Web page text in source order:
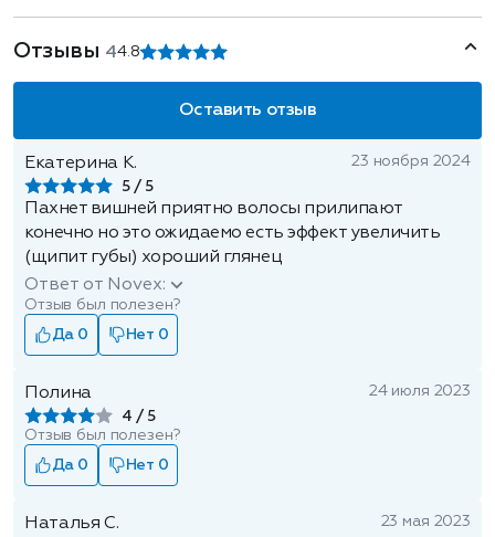
Отзывы 44.8
Оставить отзыв
Екатерина К.
5
23 ноября 2024
Пахнет вишней приятно волосы прилипают
конечно но это ожидаемо есть эффект увеличить
(щипит губы) хороший глянец
Ответ от Novex:
Отзыв был полезен?
Да 0
Нет 0
Полина
4
24 июля 2023
Отзыв был полезен?
Да 0
Нет 0
Наталья С. 23 мая 2023